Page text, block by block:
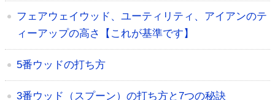
フェアウェイウッド、ユーティリティ、アイアンのテ
ィーアップの高さ【これが基準です】
5番ウッドの打ち方
3番ウッド（スプーン）の打ち方と7つの秘訣